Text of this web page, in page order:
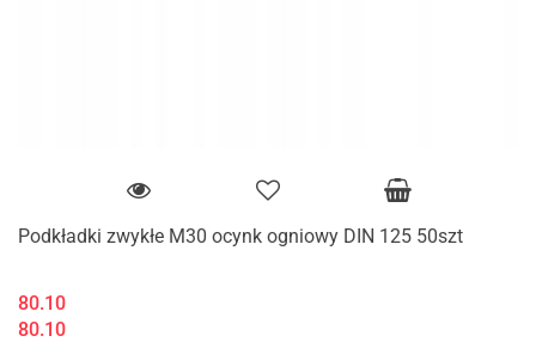
Podkładki zwykłe M30 ocynk ogniowy DIN 125 50szt
80.10
80.10